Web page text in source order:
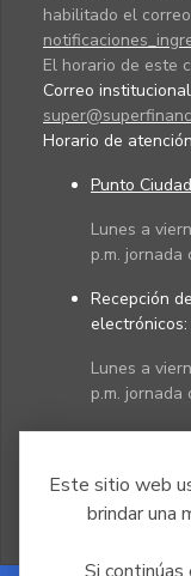
Este sitio web
brindar una
habilitado el
El horario de este
Correo
Horario de atención
Punto
Lunes a
p.m. jornada
Recepción
electrónicos:
Lunes a
p.m. jornada